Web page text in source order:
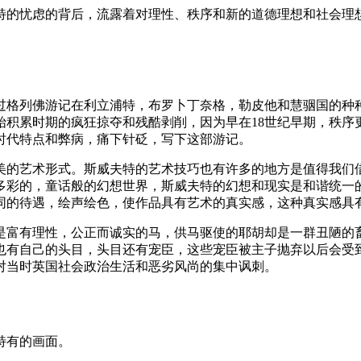
忧虑的背后，流露着对理性、秩序和新的道德理想和社会
列佛游记在利立浦特，布罗卜丁奈格，勒皮他和慧骃国的
累时期的疯狂掠夺和残酷剥削，因为早在18世纪早期，秩
特点和弊病，痛下针砭，写下这部游记。
艺术形式。斯威夫特的艺术技巧也有许多的地方是值得我
的，童话般的幻想世界，斯威夫特的幻想和现实是和谐统
待遇，绘声绘色，使作品具有艺术的真实感，这种真实感
有理性，公正而诚实的马，供马驱使的耶胡却是一群丑陋
自己的头目，头目还有宠臣，这些宠臣被主子抛弃以后会
时英国社会政治生活和恶劣风尚的集中讽刺。
的画面。